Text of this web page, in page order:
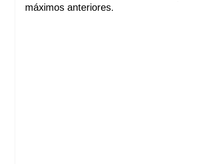
máximos anteriores.